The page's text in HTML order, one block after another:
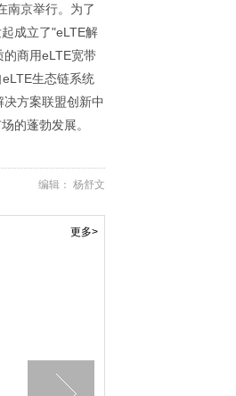
南京举行。为了
成立了"eLTE解
商用eLTE宽带
生态链系统
方案联盟创新中
的蓬勃发展。
编辑： 杨舒文
更多>